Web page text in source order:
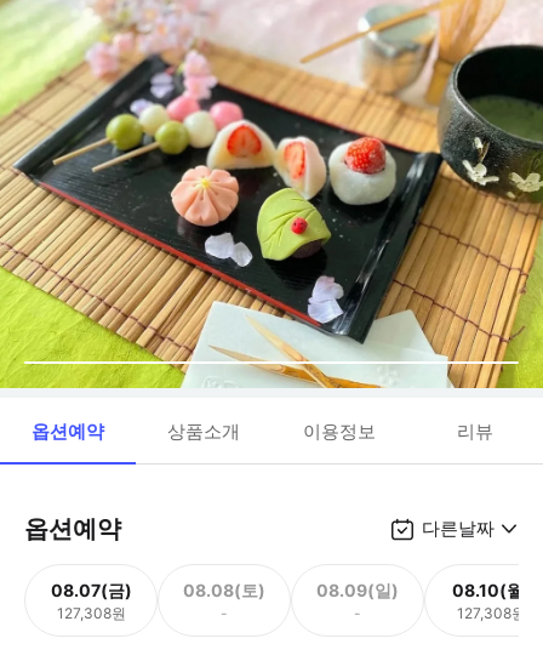
옵션예약 상품소개 이용정보 리뷰
옵션예약 다른날짜
08.07(금)
127,308원
08.08(토)
-
08.09(일)
-
08.10(월)
127,308원